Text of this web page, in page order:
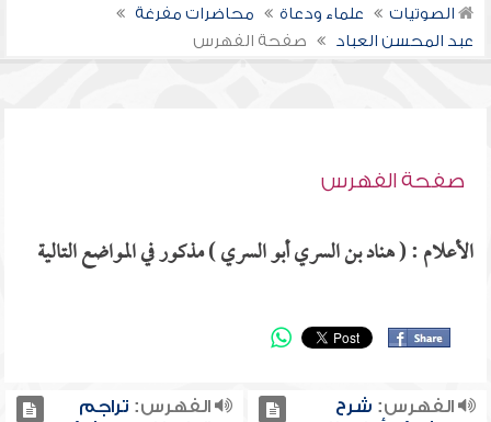
الصوتيات علماء ودعاة
محاضرات مفرغة
عبد المحسن العباد
صفحة الفهرس
صفحة الفهرس
الأعلام : ( هناد بن السري أبو السري ) مذكور في المواضع التالية
الفهرس: شرح
الفهرس: تراجم